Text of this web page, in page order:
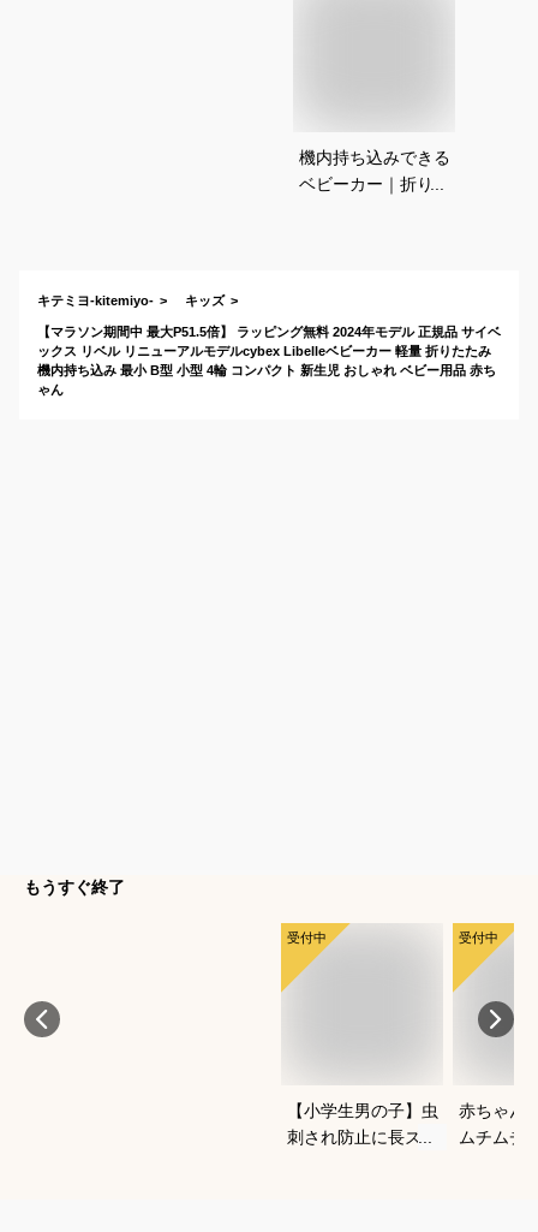
機内持ち込みできる
ベビーカー｜折りた
キテミヨ-kitemiyo- キッズ
【マラソン期間中 最大P51.5倍】 ラッピング無料 2024年モデル 正規品 サイベ
ックス リベル リニューアルモデルcybex Libelleベビーカー 軽量 折りたたみ
機内持ち込み 最小 B型 小型 4輪 コンパクト 新生児 おしゃれ ベビー用品 赤ち
ゃん
もうすぐ終了
受付中
【小学生男の子】虫
刺され防止に長ズボ
受付中
赤ちゃん
ムチムチ